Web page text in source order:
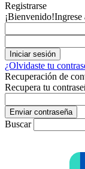
Registrarse
¡Bienvenido!Ingrese
¿Olvidaste tu
Recuperación de
Recupera tu
Buscar